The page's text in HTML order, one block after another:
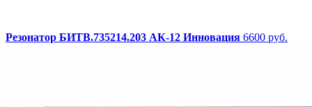
Резонатор БИТВ.735214.203 АК-12 Инновация 6600 руб.